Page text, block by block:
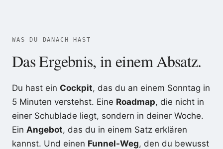
WAS DU DANACH HAST
Das Ergebnis, in einem Absatz.
Du hast ein Cockpit, das du an einem Sonntag in
5 Minuten verstehst. Eine Roadmap, die nicht in
einer Schublade liegt, sondern in deiner Woche.
Ein Angebot, das du in einem Satz erklären
kannst. Und einen Funnel-Weg, den du bewusst